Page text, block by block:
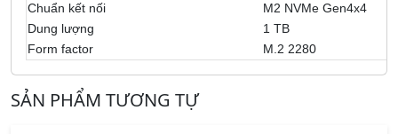
Chuẩn kết nối
M2 NVMe Gen4x4
Dung lượng
1 TB
Form factor
M.2 2280
SẢN PHẨM TƯƠNG TỰ